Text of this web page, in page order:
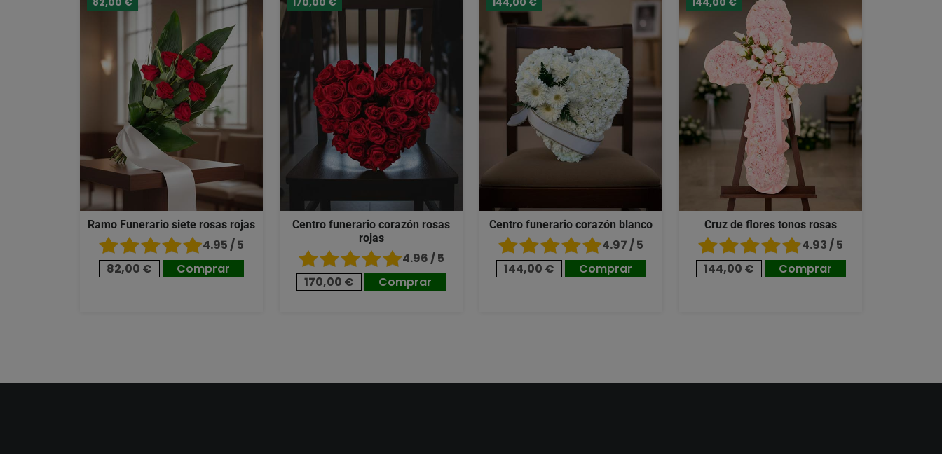
Ramo Funerario siete rosas rojas
4.95 / 5
82,00 €
Comprar
Centro funerario corazón rosas
rojas
4.96 / 5
170,00 €
Comprar
Centro funerario corazón blanco
4.97 / 5
144,00 €
Comprar
Cruz de flores tonos rosas
4.93 / 5
144,00 €
Comprar